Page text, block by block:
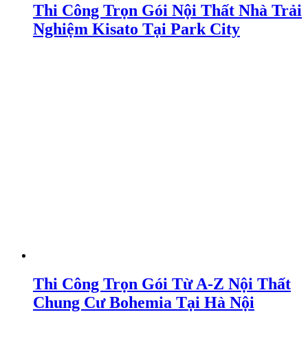
Thi Công Trọn Gói Nội Thất Nhà Trải
Nghiệm Kisato Tại Park City
Thi Công Trọn Gói Từ A-Z Nội Thất
Chung Cư Bohemia Tại Hà Nội